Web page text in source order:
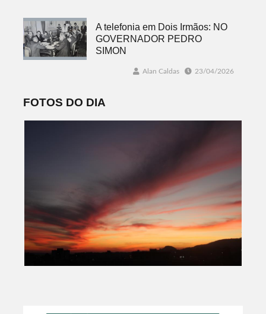
A telefonia em Dois Irmãos: NO
GOVERNADOR PEDRO
SIMON
Alan Caldas 23/04/2026
FOTOS DO DIA